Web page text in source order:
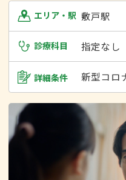
エリア・駅 敷戸駅
診療科目 指定なし
詳細条件 新型コロ